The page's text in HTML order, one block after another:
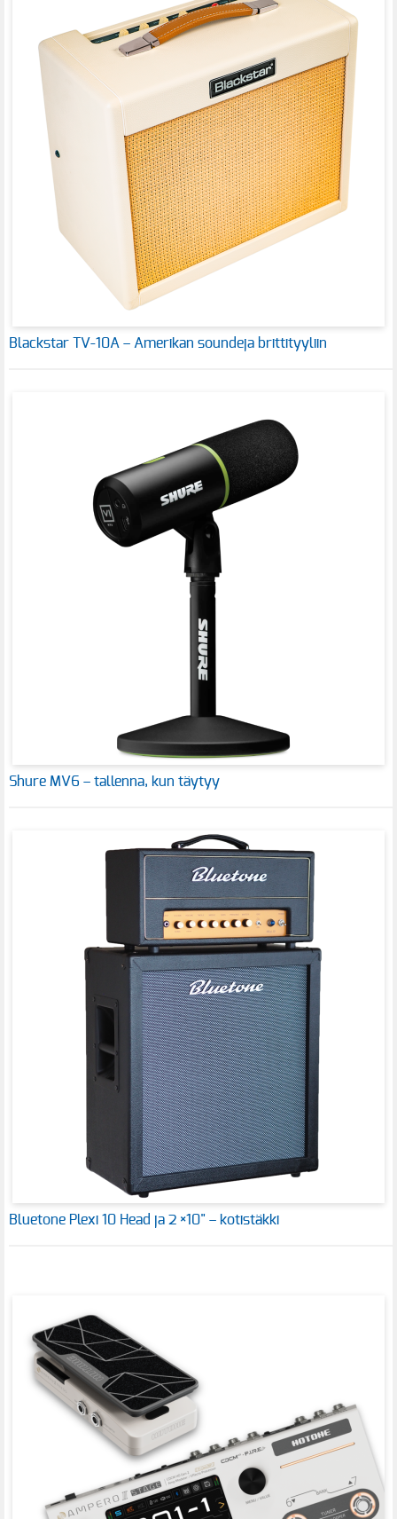
Blackstar TV-10A – Amerikan soundeja brittityyliin
Shure MV6 – tallenna, kun täytyy
Bluetone Plexi 10 Head ja 2 ×10" – kotistäkki